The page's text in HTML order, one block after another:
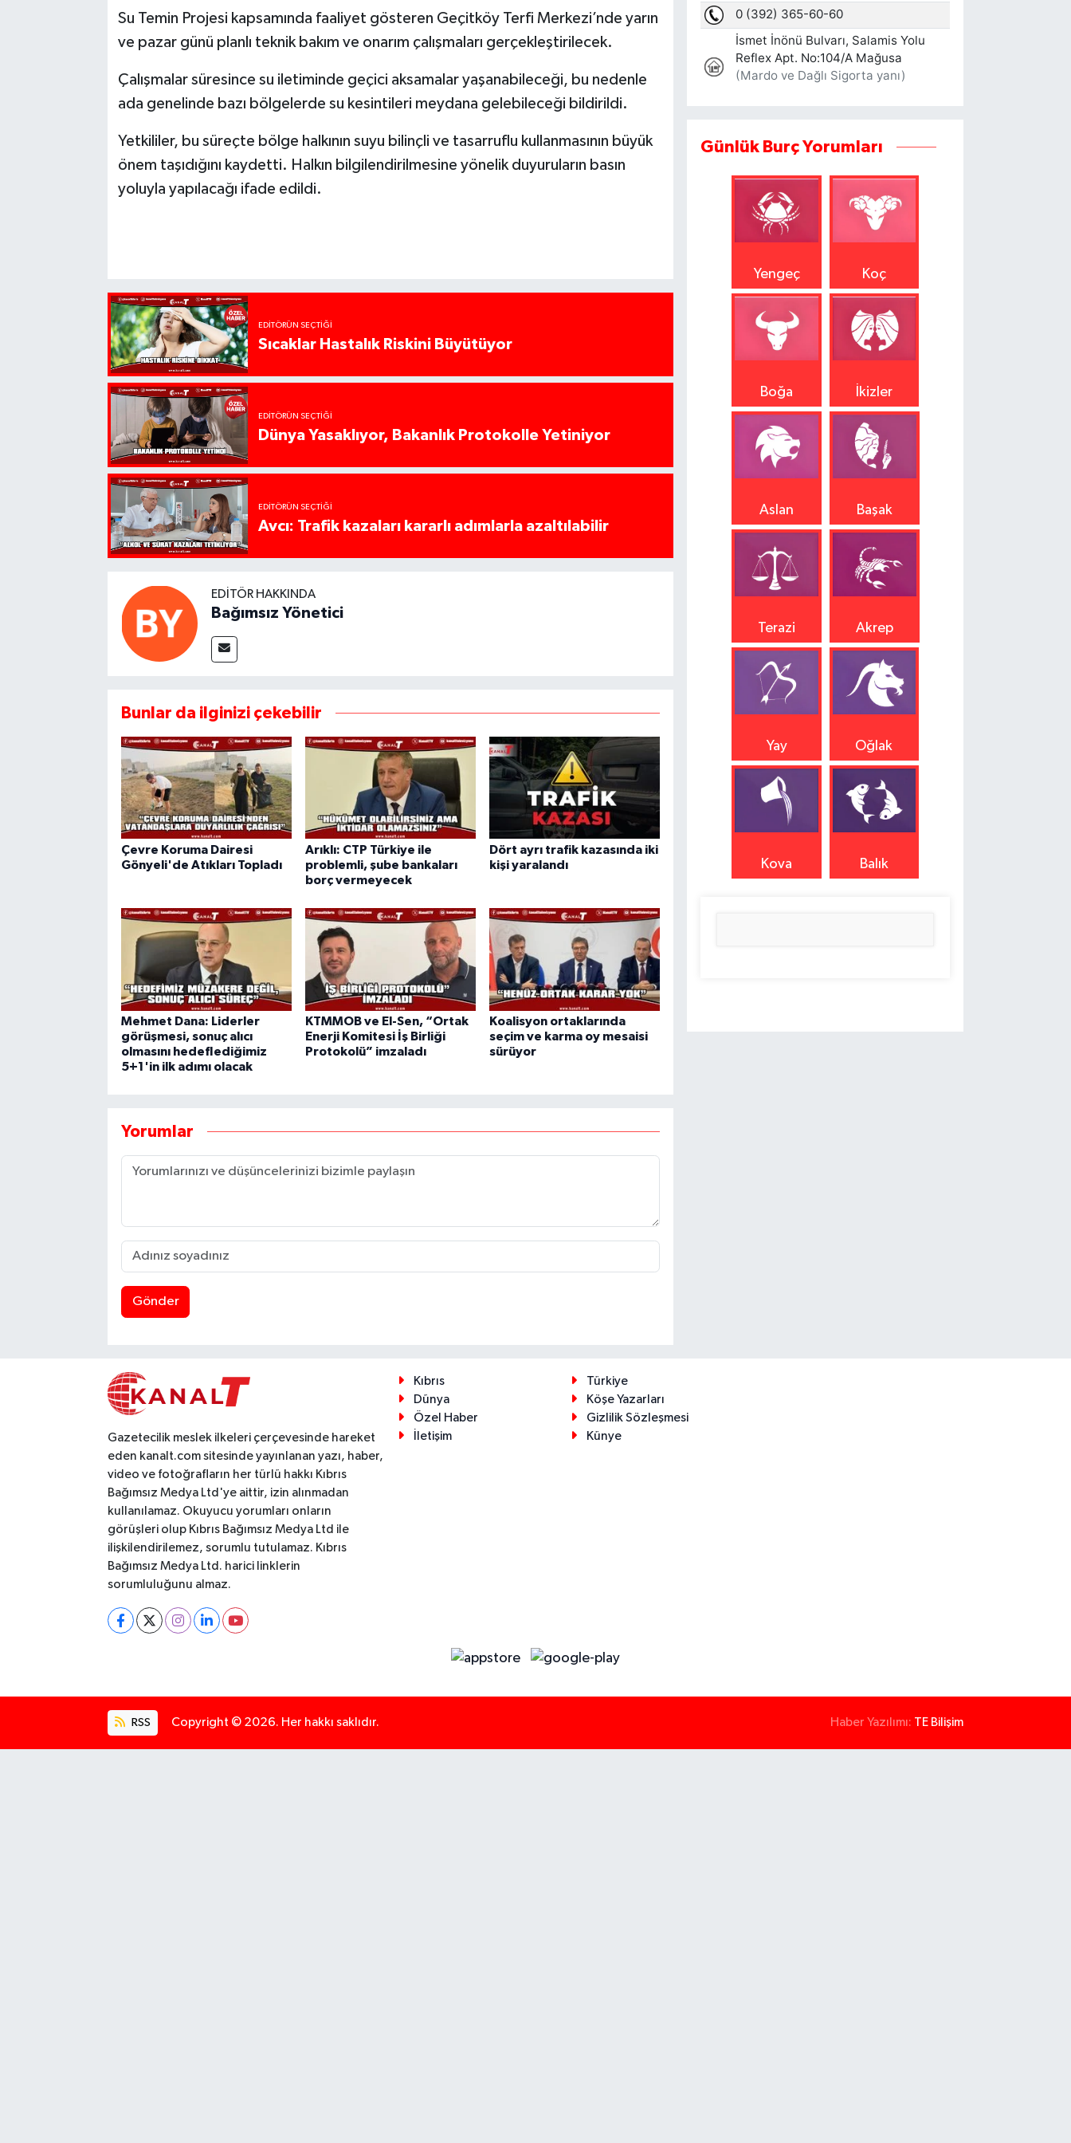
Su Temin Projesi kapsamında faaliyet gösteren Geçitköy Terfi Merkezi’nde yarın
ve pazar günü planlı teknik bakım ve onarım çalışmaları gerçekleştirilecek.
Çalışmalar süresince su iletiminde geçici aksamalar yaşanabileceği, bu nedenle
ada genelinde bazı bölgelerde su kesintileri meydana gelebileceği bildirildi.
Yetkililer, bu süreçte bölge halkının suyu bilinçli ve tasarruflu kullanmasının büyük
önem taşıdığını kaydetti. Halkın bilgilendirilmesine yönelik duyuruların basın
yoluyla yapılacağı ifade edildi.
EDITÖRÜN SEÇTIĞI
Sıcaklar Hastalık Riskini Büyütüyor
EDITÖRÜN SEÇTIĞI
Dünya Yasaklıyor, Bakanlık Protokolle Yetiniyor
EDITÖRÜN SEÇTIĞI
Avcı: Trafik kazaları kararlı adımlarla azaltılabilir
EDITÖR HAKKINDA
Bağımsız Yönetici
Bunlar da ilginizi çekebilir
Çevre Koruma Dairesi
Gönyeli'de Atıkları Topladı
Arıklı: CTP Türkiye ile
problemli, şube bankaları
borç vermeyecek
Dört ayrı trafik kazasında iki
kişi yaralandı
Mehmet Dana: Liderler
görüşmesi, sonuç alıcı
olmasını hedeflediğimiz
5+1'in ilk adımı olacak
KTMMOB ve El-Sen, “Ortak
Enerji Komitesi İş Birliği
Protokolü” imzaladı
Koalisyon ortaklarında
seçim ve karma oy mesaisi
sürüyor
Yorumlar
Gönder
Günlük Burç Yorumları
Yengeç Koç
Boğa İkizler
Aslan Başak
Terazi Akrep
Yay Oğlak
Kova Balık
Gazetecilik meslek ilkeleri çerçevesinde hareket
eden kanalt.com sitesinde yayınlanan yazı, haber,
video ve fotoğrafların her türlü hakkı Kıbrıs
Bağımsız Medya Ltd'ye aittir, izin alınmadan
kullanılamaz. Okuyucu yorumları onların
görüşleri olup Kıbrıs Bağımsız Medya Ltd ile
ilişkilendirilemez, sorumlu tutulamaz. Kıbrıs
Bağımsız Medya Ltd. harici linklerin
sorumluluğunu almaz.
Kıbrıs
Türkiye
Dünya
Köşe Yazarları
Özel Haber
Gizlilik Sözleşmesi
İletişim
Künye
RSS Copyright © 2026. Her hakkı saklıdır. Haber Yazılımı: TE Bilişim